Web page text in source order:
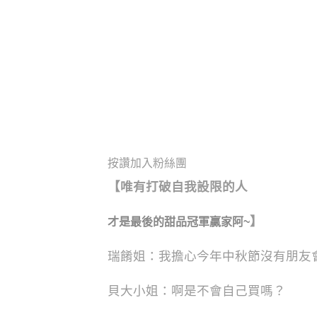
按讚加入粉絲團
【唯有打破自我設限的人
才是最後的甜品冠軍贏家阿~】
瑞餚姐：我擔心今年中秋節沒有朋友
貝大小姐：啊是不會自己買嗎？